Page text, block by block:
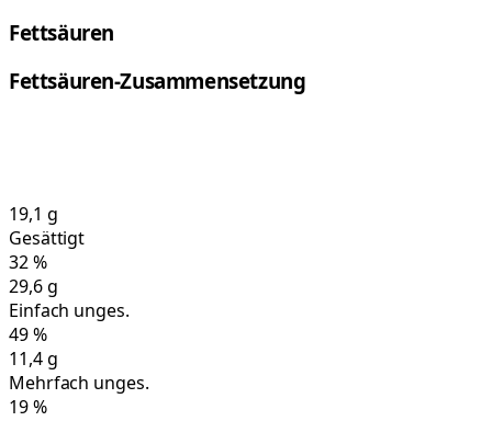
Fettsäuren
Fettsäuren-Zusammensetzung
19,1 g
Gesättigt
32%
29,6g
Einfach unges.
49%
11,4g
Mehrfach unges.
19%